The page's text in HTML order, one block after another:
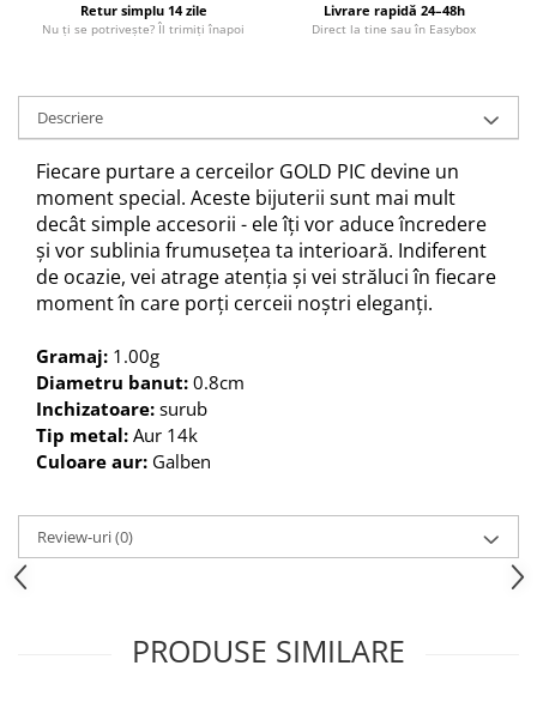
Retur simplu 14 zile
Nu ți se potrivește? Îl trimiți înapoi
Livrare rapidă 24–48h
Direct la tine sau în Easybox
Descriere
Fiecare purtare a cerceilor GOLD PIC devine un
moment special. Aceste bijuterii sunt mai mult
decât simple accesorii - ele îți vor aduce încredere
și vor sublinia frumusețea ta interioară. Indiferent
de ocazie, vei atrage atenția și vei străluci în fiecare
moment în care porți cerceii noștri eleganți.
Gramaj: 1.00g
Diametru banut: 0.8cm
Inchizatoare: surub
Tip metal: Aur 14k
Culoare aur: Galben
Review-uri(0)
PRODUSE SIMILARE